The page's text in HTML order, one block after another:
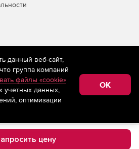
цену
store.softline.ru применяются
(информационные технологии
на основе сбора,
сведений, относящихся к
сети «Интернет»,
Российской Федерации)
данный веб-сайт,
группа компаний
файлы «cookie»
учетных данных,
оптимизации
OK